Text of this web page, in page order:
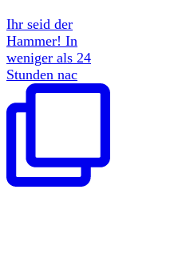
Ihr seid der
Hammer! In
weniger als 24
Stunden nac